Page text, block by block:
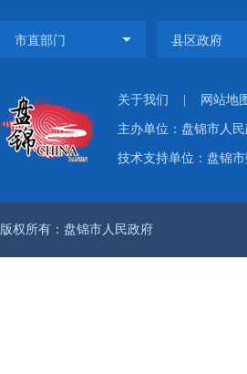
关于我们 网站地
主办单位：盘锦市
技术支持单位：盘锦
版权所有：盘锦市人民政府